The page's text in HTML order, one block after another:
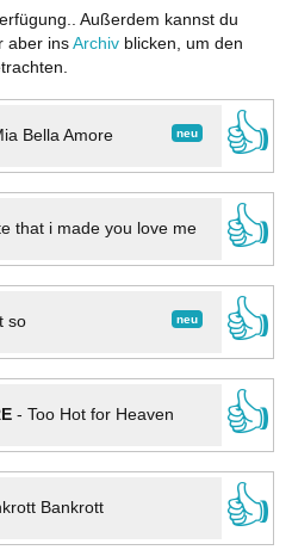
Außerdem kannst du
aber ins Archiv blicken, um den
neu
Bella Amore
👍
that i made you love me
👍
neu
so
👍
- Too Hot for Heaven
👍
Bankrott
👍